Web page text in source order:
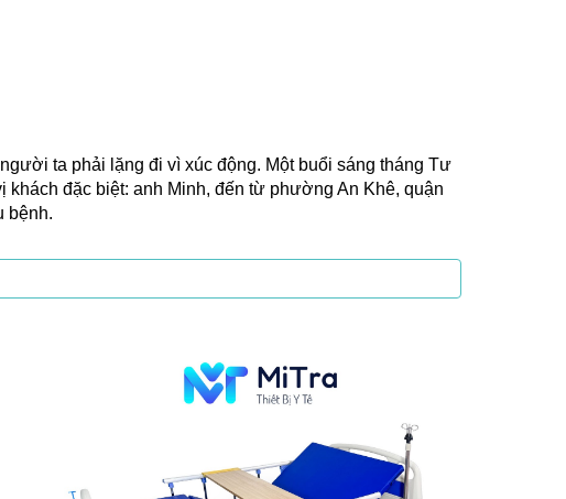
ta phải lặng đi vì xúc động. Một buổi sáng tháng Tư
đặc biệt: anh Minh, đến từ phường An Khê, quận
bệnh.